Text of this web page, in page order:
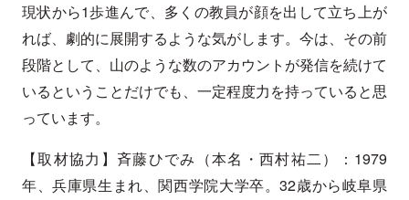
現状から1歩進んで、多くの教員が顔を出して立ち上が
れば、劇的に展開するような気がします。今は、その前
段階として、山のような数のアカウントが発信を続けて
いるということだけでも、一定程度力を持っていると思
っています。
【取材協力】斉藤ひでみ（本名・西村祐二）：1979
年、兵庫県生まれ、関西学院大学卒。32歳から岐阜県